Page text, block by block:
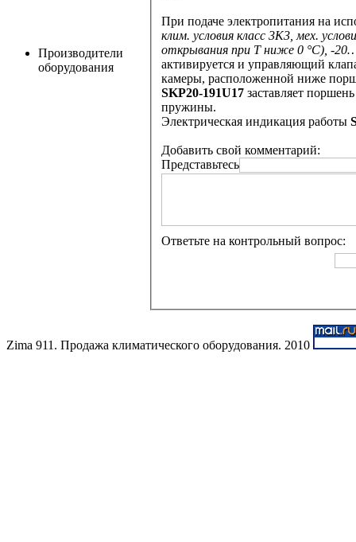
Производители
оборудования
При подаче электропитания на
клим. условия класс 3K3, мех. условия 3 M3, Диап. темп. -
активируется и управляющий клапан закрывается.
SKP20-191U17 заставляет поршень опуститься вниз, открывая при
пружины.
Электрическая индикация работы
Добавить свой комментарий:
Представьтесь
Ответьте на контрольный вопрос:
Zima 911. Продажа климатического оборудования. 2010